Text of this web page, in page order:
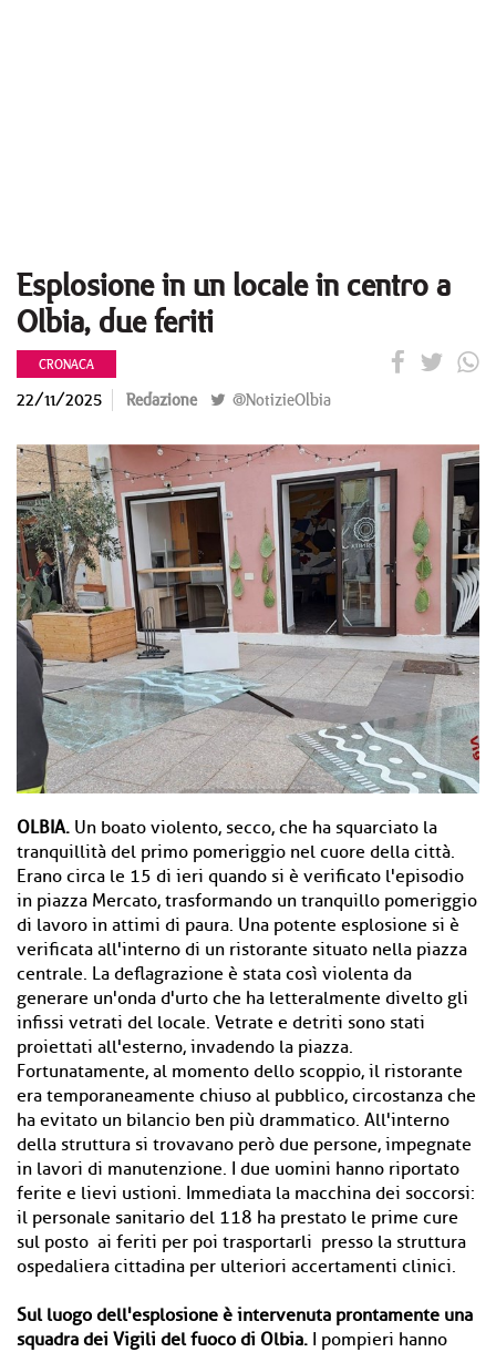
Esplosione in un locale in centro a
Olbia, due feriti
CRONACA
22/11/2025 Redazione @NotizieOlbia
OLBIA. Un boato violento, secco, che ha squarciato la
tranquillità del primo pomeriggio nel cuore della città.
Erano circa le 15 di ieri quando si è verificato l'episodio
in piazza Mercato, trasformando un tranquillo pomeriggio
di lavoro in attimi di paura. Una potente esplosione si è
verificata all'interno di un ristorante situato nella piazza
centrale. La deflagrazione è stata così violenta da
generare un'onda d'urto che ha letteralmente divelto gli
infissi vetrati del locale. Vetrate e detriti sono stati
proiettati all'esterno, invadendo la piazza.
Fortunatamente, al momento dello scoppio, il ristorante
era temporaneamente chiuso al pubblico, circostanza che
ha evitato un bilancio ben più drammatico. All'interno
della struttura si trovavano però due persone, impegnate
in lavori di manutenzione. I due uomini hanno riportato
ferite e lievi ustioni. Immediata la macchina dei soccorsi:
il personale sanitario del 118 ha prestato le prime cure
sul posto ai feriti per poi trasportarli presso la struttura
ospedaliera cittadina per ulteriori accertamenti clinici.
Sul luogo dell'esplosione è intervenuta prontamente una
squadra dei Vigili del fuoco di Olbia. I pompieri hanno